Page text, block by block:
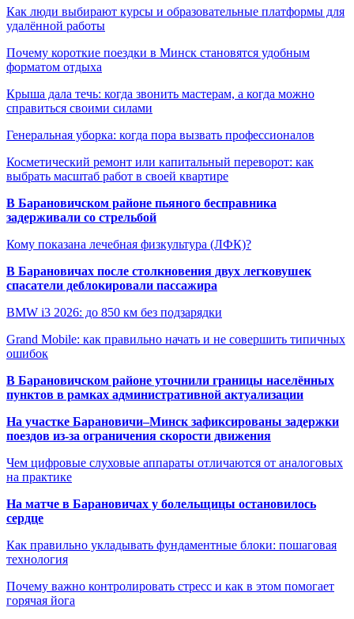
Как люди выбирают курсы и образовательные платформы для
удалённой работы
Почему короткие поездки в Минск становятся удобным
форматом отдыха
Крыша дала течь: когда звонить мастерам, а когда можно
справиться своими силами
Генеральная уборка: когда пора вызвать профессионалов
Косметический ремонт или капитальный переворот: как
выбрать масштаб работ в своей квартире
В Барановичском районе пьяного бесправника
задерживали со стрельбой
Кому показана лечебная физкультура (ЛФК)?
В Барановичах после столкновения двух легковушек
спасатели деблокировали пассажира
BMW i3 2026: до 850 км без подзарядки
Grand Mobile: как правильно начать и не совершить типичных
ошибок
В Барановичском районе уточнили границы населённых
пунктов в рамках административной актуализации
На участке Барановичи–Минск зафиксированы задержки
поездов из-за ограничения скорости движения
Чем цифровые слуховые аппараты отличаются от аналоговых
на практике
На матче в Барановичах у болельщицы остановилось
сердце
Как правильно укладывать фундаментные блоки: пошаговая
технология
Почему важно контролировать стресс и как в этом помогает
горячая йога